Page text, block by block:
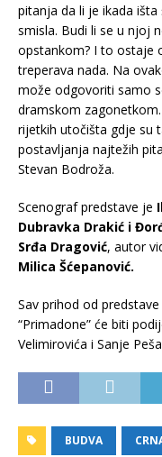
pitanja da li je ikada
smisla. Budi li se u njoj
opstankom? I to ostaje
treperava nada. Na
može odgovoriti samo
dramskom
rijetkih utočišta gdje su
postavljanja najtežih
Stevan Bodroža.
Scenograf predstave je
Dubravka Drakić i
Srđa Dragović, autor
Milica Šćepanović.
Sav prihod od
“Primadone” će biti
Velimirovića i Sanje
BUDVA